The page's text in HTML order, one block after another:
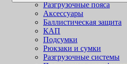
Разгрузочные пояса
Аксессуары
Баллистическая защита
КАП
Подсумки
Рюкзаки и сумки
Разгрузочные системы